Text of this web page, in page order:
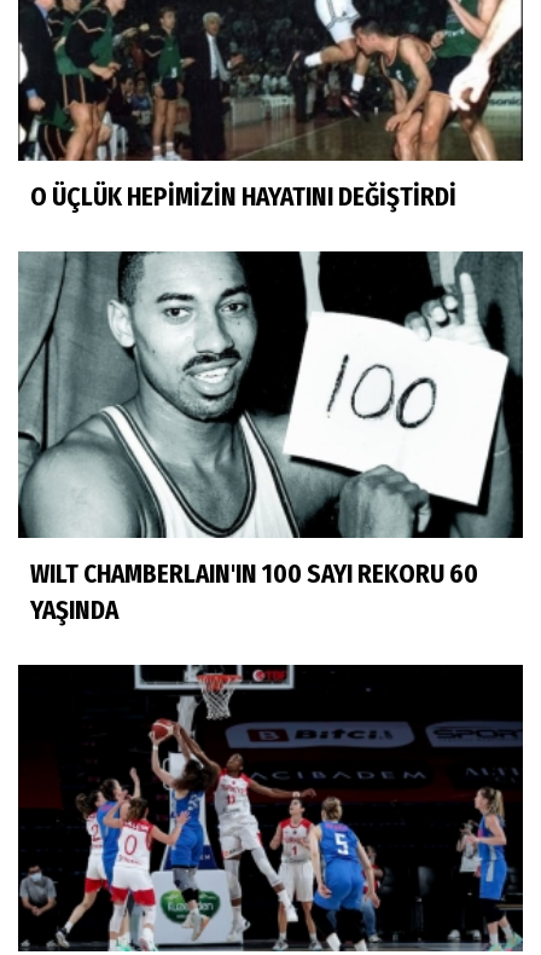
O ÜÇLÜK HEPİMİZİN HAYATINI DEĞİŞTİRDİ
WILT CHAMBERLAIN'IN 100 SAYI REKORU 60
YAŞINDA